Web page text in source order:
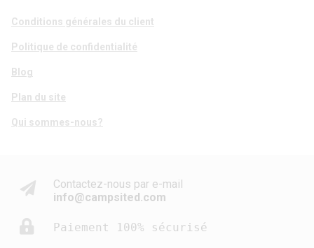
Conditions générales du client
Politique de confidentialité
Blog
Plan du site
Qui sommes-nous?
Contactez-nous par e-mail
info@campsited.com
Paiement 100% sécurisé